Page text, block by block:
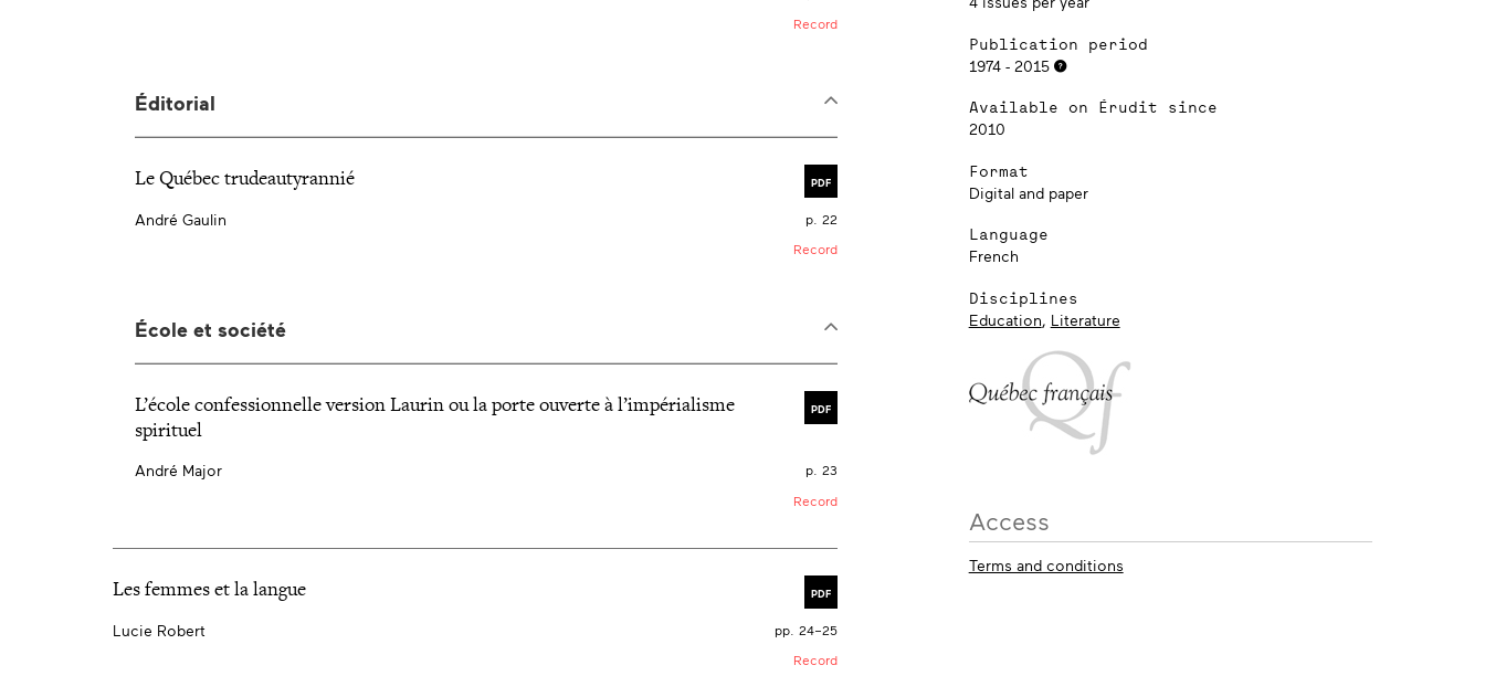
Record
Éditorial
PDF
Le Québec trudeautyrannié
André Gaulin
p. 22
Record
École et société
PDF
L’école confessionnelle version Laurin ou la porte ouverte à l’impérialisme
spirituel
André Major
p. 23
Record
PDF
Les femmes et la langue
Lucie Robert
pp. 24–25
Record
Publication period
1974 - 2015
Available on Érudit since
2010
Format
Digital and paper
Language
French
Disciplines
Education, Literature
Access
Terms and conditions